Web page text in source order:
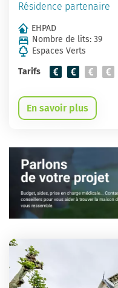
Résidence partenaire
EHPAD
Nombre de lits: 39
Espaces Verts
Tarifs
En savoir plus